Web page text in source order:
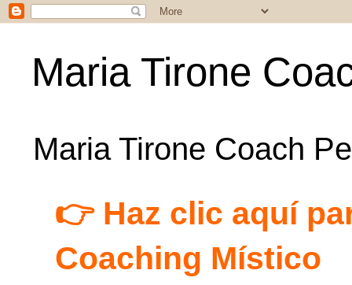
Maria Tirone
Maria Tirone Coach
👉 Haz clic aquí
Coaching Místico